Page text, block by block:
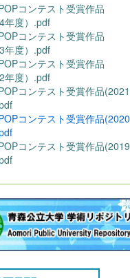
コンテスト受賞作品
年度）.pdf
コンテスト受賞作品
年度）.pdf
コンテスト受賞作品
年度）.pdf
コンテスト受賞作品(2021
コンテスト受賞作品(2020
コンテスト受賞作品(2019